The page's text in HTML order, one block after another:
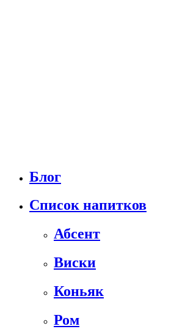
Блог
Список напитков
Абсент
Виски
Коньяк
Ром